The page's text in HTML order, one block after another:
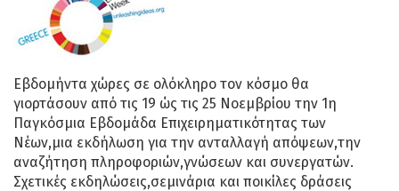
Εβδομήντα χώρες σε ολόκληρο τον κόσμο θα
γιορτάσουν από τις 19 ώς τις 25 Νοεμβρίου την 1η
Παγκόσμια Εβδομάδα Επιχειρηματικότητας των
Νέων,μια εκδήλωση για την ανταλλαγή απόψεων,την
αναζήτηση πληροφοριών,γνώσεων και συνεργατών.
Σχετικές εκδηλώσεις,σεμινάρια και ποικίλες δράσεις